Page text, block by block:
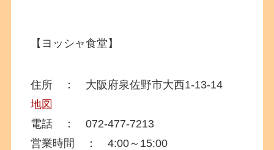
【ヨッシャ食堂】
住所 ： 大阪府泉佐野市大西1-13-14
地図
電話 ： 072-477-7213
営業時間 ： 4:00～15:00